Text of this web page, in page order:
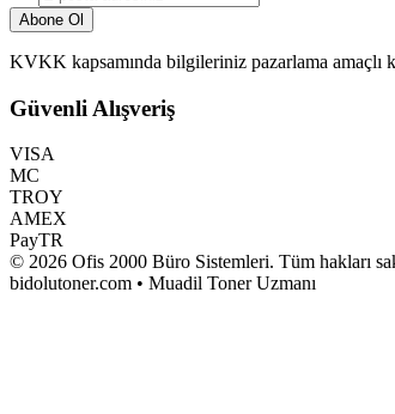
Abone Ol
KVKK kapsamında bilgileriniz pazarlama amaçlı
Güvenli Alışveriş
VISA
MC
TROY
AMEX
PayTR
© 2026 Ofis 2000 Büro Sistemleri. Tüm hakları
bidolutoner.com • Muadil Toner Uzmanı